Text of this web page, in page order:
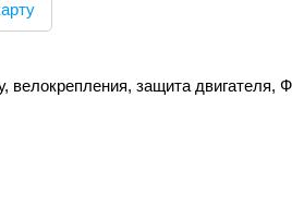
велокрепления, защита двигателя,